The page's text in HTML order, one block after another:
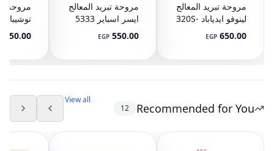
مروحة تبريد المعالج
لينوفو ايدياباد 320S-
13IKB
5F10P57029
650.00
EGP
مروحة تبريد المعالج
ايسر اسباير 5333
5742G 5742Z
550.00
EGP
مروحة
A215
A355
550.00
Recommended for You
12
View all